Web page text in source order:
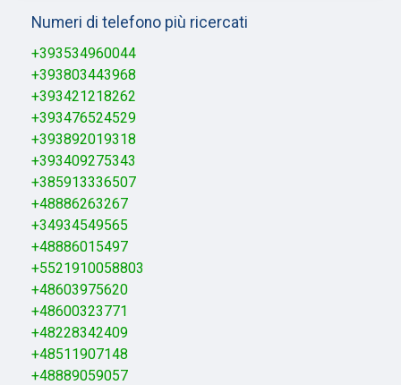
Numeri di telefono più ricercati
+393534960044
+393803443968
+393421218262
+393476524529
+393892019318
+393409275343
+385913336507
+48886263267
+34934549565
+48886015497
+5521910058803
+48603975620
+48600323771
+48228342409
+48511907148
+48889059057